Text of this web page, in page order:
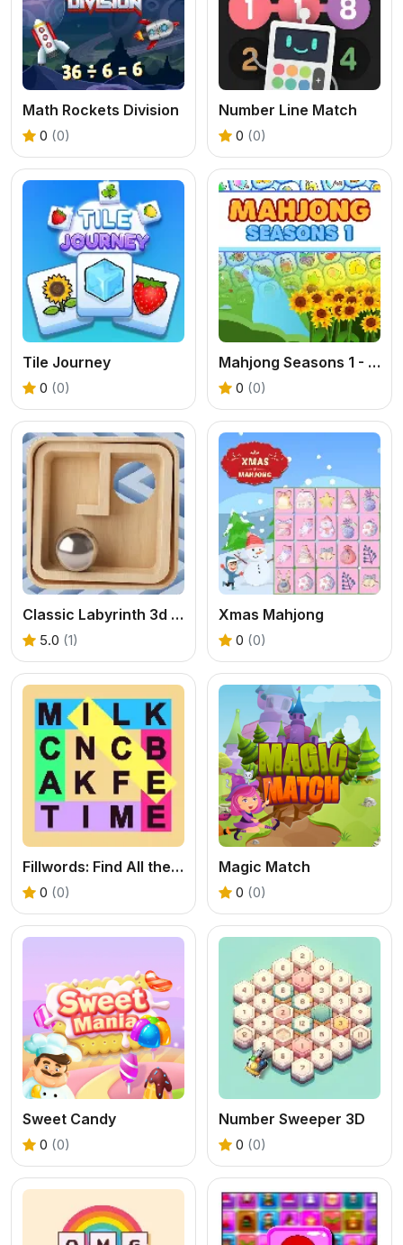
Math Rockets Division
0 (0)
Number Line Match
0 (0)
Tile Journey
0 (0)
Mahjong Seasons 1 - Spring and Summer
0 (0)
Classic Labyrinth 3d Maze
5.0 (1)
Xmas Mahjong
0 (0)
Fillwords: Find All the Words
0 (0)
Magic Match
0 (0)
Sweet Candy
0 (0)
Number Sweeper 3D
0 (0)